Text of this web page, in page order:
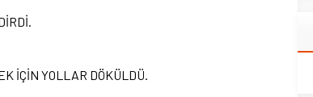
İÇİN YOLLAR DÖKÜLDÜ.